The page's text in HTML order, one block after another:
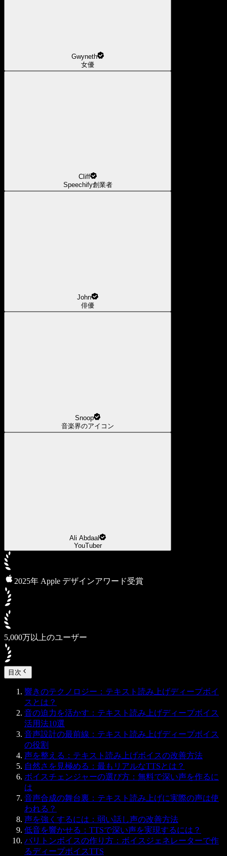
Gwyneth
女優
Cliff
Speechify創業者
John
俳優
Snoop
音楽界のアイコン
Ali Abdaal
YouTuber
2025年 Apple デザインアワード受賞
5,000万以上のユーザー
目次
響きのテクノロジー：テキスト読み上げディープボイ
スとは？
音の迫力を活かす：テキスト読み上げディープボイス
活用法10選
音声設計の最前線：テキスト読み上げディープボイス
の役割
声を整える：テキスト読み上げボイスの改善方法
自然さを見極める：最もリアルなTTSとは？
ボイスチェンジャーの選び方：無料で深い声を作るに
は
音声合成の舞台裏：テキスト読み上げに実際の声は使
われる？
声を強くするには：弱い話し声の改善方法
低音を響かせる：TTSで深い声を実現するには？
バリトンボイスの作り方：ボイスジェネレーターで作
るディープボイスTTS